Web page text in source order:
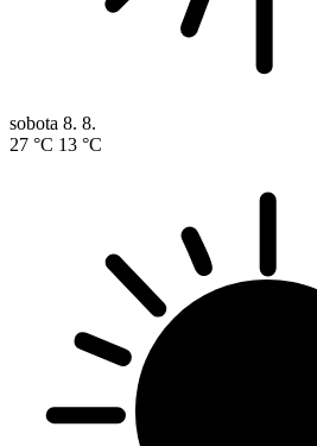
sobota 8. 8.
27 °C 13 °C